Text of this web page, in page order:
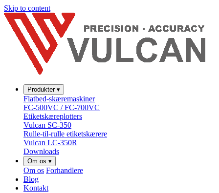
Skip to content
Produkter ▾
Flatbed-skæremaskiner
FC-500VC / FC-700VC
Etiketskæreplotters
Vulcan SC-350
Rulle-til-rulle etiketskærere
Vulcan LC-350R
Downloads
Om os ▾
Om os Forhandlere
Blog
Kontakt